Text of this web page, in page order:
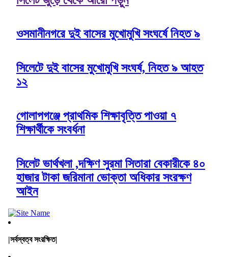
ওসমানীনগরে দুই বাসের মুখোমুখি সংঘর্ষে নিহত ৯
সিলেটে দুই বাসের মুখোমুখি সংঘর্ষ, নিহত ৯ আহত
১২
গোলাপগঞ্জে প্রাথমিক শিক্ষাবৃত্তি পাওয়া ৭
শিক্ষার্থীকে সংবর্ধনা
সিলেট ভার্থখলা ,দক্ষিণ সুরমা সিতারা বেকারীকে ৪০
হাজার টাকা জরিমানা ভোক্তা অধিকার সংরক্ষণ
আইন
|সর্বস্বত্ব সংরক্ষিত|